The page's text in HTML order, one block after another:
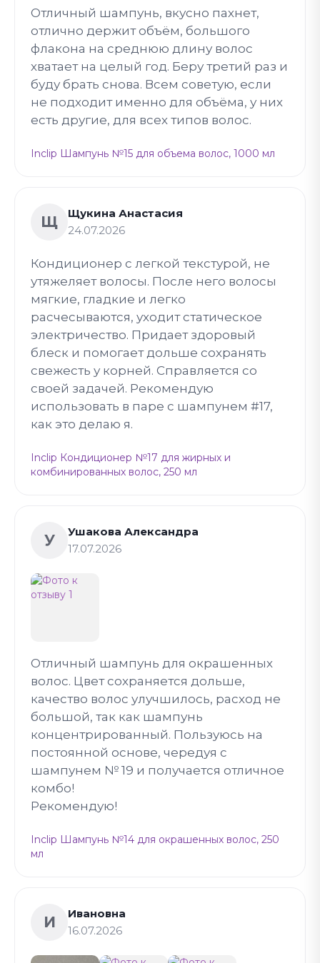
Отличный шампунь, вкусно пахнет,
отлично держит объём, большого
флакона на среднюю длину волос
хватает на целый год. Беру третий раз и
буду брать снова. Всем советую, если
не подходит именно для объёма, у них
есть другие, для всех типов волос.
Inclip Шампунь №15 для объема волос, 1000 мл
Щ
Щукина Анастасия
24.07.2026
Кондиционер с легкой текстурой, не
утяжеляет волосы. После него волосы
мягкие, гладкие и легко
расчесываются, уходит статическое
электричество. Придает здоровый
блеск и помогает дольше сохранять
свежесть у корней. Справляется со
своей задачей. Рекомендую
использовать в паре с шампунем #17,
как это делаю я.
Inclip Кондиционер №17 для жирных и
комбинированных волос, 250 мл
У
Ушакова Александра
17.07.2026
Отличный шампунь для окрашенных
волос. Цвет сохраняется дольше,
качество волос улучшилось, расход не
большой, так как шампунь
концентрированный. Пользуюсь на
постоянной основе, чередуя с
шампунем № 19 и получается отличное
комбо!
Рекомендую!
Inclip Шампунь №14 для окрашенных волос, 250
мл
И
Ивановна
16.07.2026